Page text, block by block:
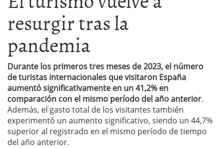
resurgir tras la
pandemia
Durante los primeros tres meses de 2023, el número
de turistas internacionales que visitaron España
aumentó significativamente en un 41,2% en
comparación con el mismo período del año anterior.
Además, el gasto total de los visitantes también
experimentó un aumento significativo, siendo un 44,7%
superior al registrado en el mismo período de tiempo
del año anterior.